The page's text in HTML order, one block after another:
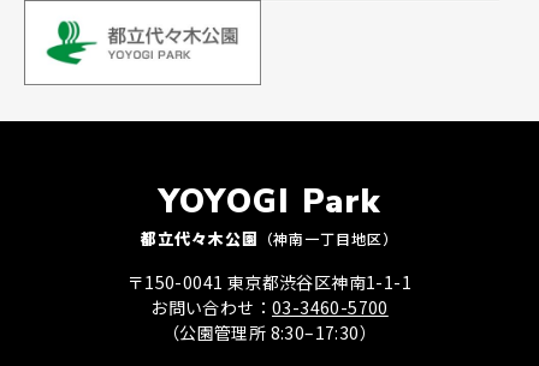
YOYOGI Park
都立代々木公園 （神南一丁目地区）
〒150-0041 東京都渋谷区神南1-1-1
お問い合わせ： 03-3460-5700
（公園管理所 8:30–17:30）